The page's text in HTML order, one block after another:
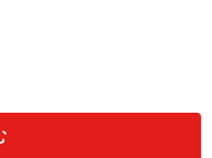
いきます。